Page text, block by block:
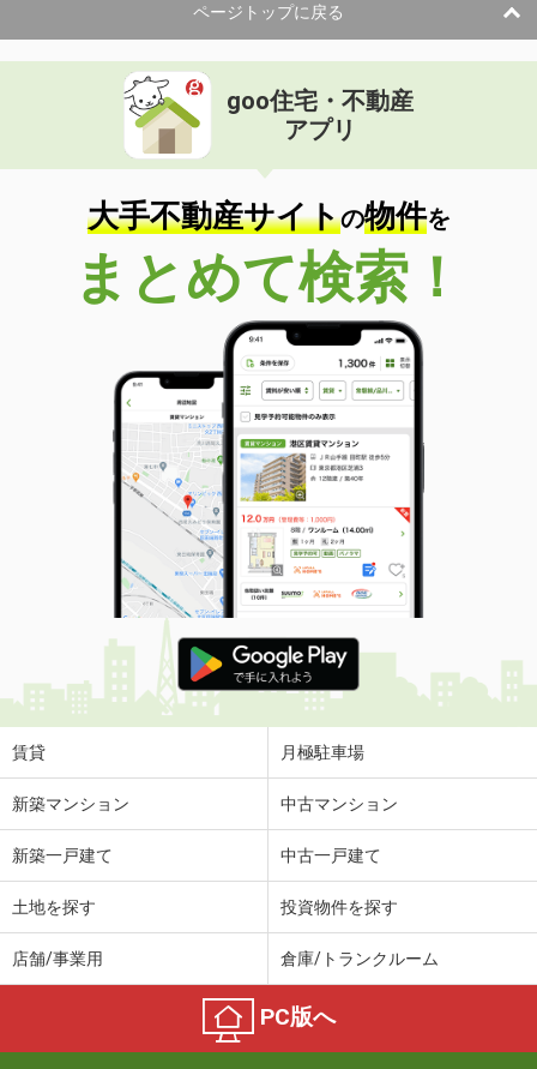
ページトップに戻る
goo住宅・不動産
アプリ
大手不動産サイトの物件を
まとめて検索！
賃貸 月極駐車場
新築マンション 中古マンション
新築一戸建て 中古一戸建て
土地を探す 投資物件を探す
店舗/事業用 倉庫/トランクルーム
PC版へ